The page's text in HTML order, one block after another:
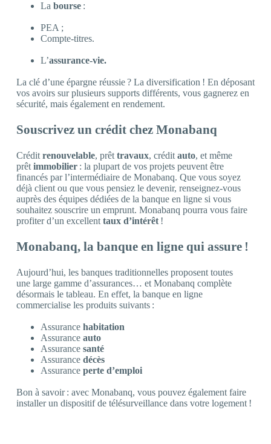
La bourse :
PEA ;
Compte-titres.
L’assurance-vie.
La clé d’une épargne réussie ? La diversification ! En déposant
vos avoirs sur plusieurs supports différents, vous gagnerez en
sécurité, mais également en rendement.
Souscrivez un crédit chez Monabanq
Crédit renouvelable, prêt travaux, crédit auto, et même
prêt immobilier : la plupart de vos projets peuvent être
financés par l’intermédiaire de Monabanq. Que vous soyez
déjà client ou que vous pensiez le devenir, renseignez-vous
auprès des équipes dédiées de la banque en ligne si vous
souhaitez souscrire un emprunt. Monabanq pourra vous faire
profiter d’un excellent taux d’intérêt !
Monabanq, la banque en ligne qui assure !
Aujourd’hui, les banques traditionnelles proposent toutes
une large gamme d’assurances… et Monabanq complète
désormais le tableau. En effet, la banque en ligne
commercialise les produits suivants :
Assurance habitation
Assurance auto
Assurance santé
Assurance décès
Assurance perte d’emploi
Bon à savoir : avec Monabanq, vous pouvez également faire
installer un dispositif de télésurveillance dans votre logement !